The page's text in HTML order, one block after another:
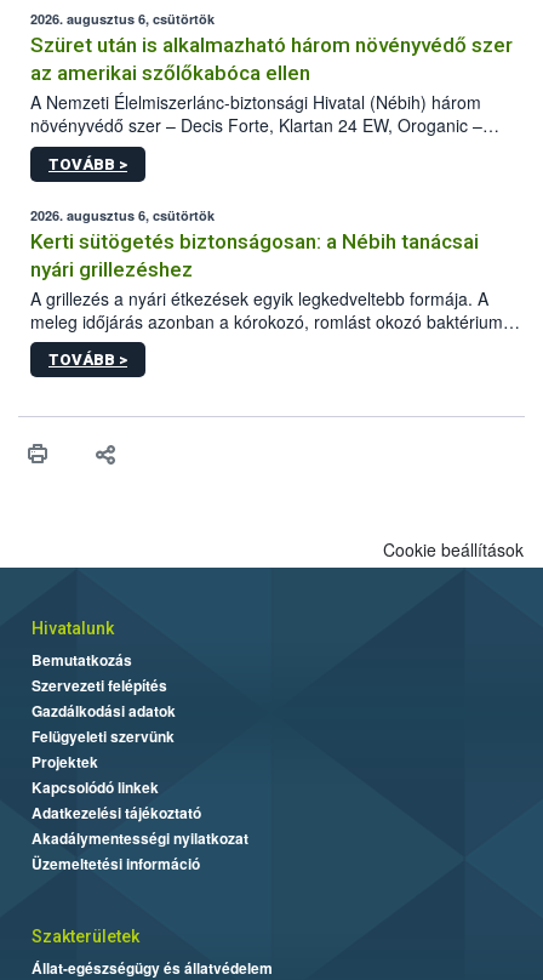
2026. augusztus 6, csütörtök
Szüret után is alkalmazható három növényvédő szer
az amerikai szőlőkabóca ellen
A Nemzeti Élelmiszerlánc-biztonsági Hivatal (Nébih) három
növényvédő szer – Decis Forte, Klartan 24 EW, Oroganic –
engedélyokiratát módosította, így azok a szüretet követően,
egészen a vesszőérettség (BBCH 91) stádiumáig
érésű szőlőkben is legyen lehetőség a károsító elleni további
védekezésre. Az Oroganic készítmény kis kiszerelésben kiskerti
felhasználók számára is elérhető és ökológiai termesztésben is
engedélyezett.
TOVÁBB >
2026. augusztus 6, csütörtök
Kerti sütögetés biztonságosan: a Nébih tanácsai
nyári grillezéshez
A grillezés a nyári étkezések egyik legkedveltebb formája. A
meleg időjárás azonban a kórokozó, romlást okozó baktériumok
gyorsabb szaporodásának is kedvez. A szabadtéri sütögetés
ezért nem csupán a megfelelő sütési technikáról szól: legalább
higiéniai szabályok betartása, a megfelelő hőkezelés, valamint a
biztonsági Hivatal (Nébih) Oktatási Programja összegyűjtötte a
TOVÁBB >
Cookie beállítások
Hivatalunk
Bemutatkozás
Szervezeti felépítés
Gazdálkodási adatok
Felügyeleti szervünk
Projektek
Kapcsolódó linkek
Adatkezelési tájékoztató
Akadálymentességi nyilatkozat
Üzemeltetési információ
Szakterületek
Állat-egészségügy és állatvédelem